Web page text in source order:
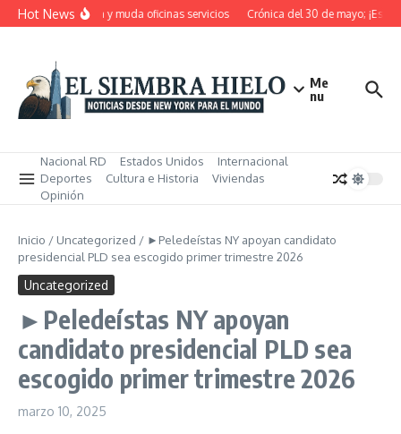
Saltar al contenido
Hot News
RD pensiona, cierra y muda oficinas servicios Crónica del 30 de mayo;
Me
nu
Nacional RD Estados Unidos
Internacional
Deportes
Cultura e Historia
Viviendas
Opinión
Inicio / Uncategorized / ►Peledeístas NY apoyan candidato
presidencial PLD sea escogido primer trimestre 2026
Uncategorized
►Peledeístas NY apoyan
candidato presidencial PLD sea
escogido primer trimestre 2026
marzo 10, 2025